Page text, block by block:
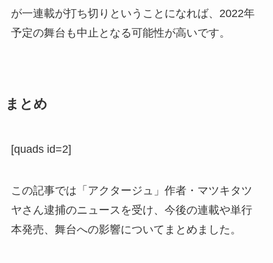
が一連載が打ち切りということになれば、2022年
予定の舞台も中止となる可能性が高いです。
まとめ
[quads id=2]
この記事では「アクタージュ」作者・マツキタツ
ヤさん逮捕のニュースを受け、今後の連載や単行
本発売、舞台への影響についてまとめました。